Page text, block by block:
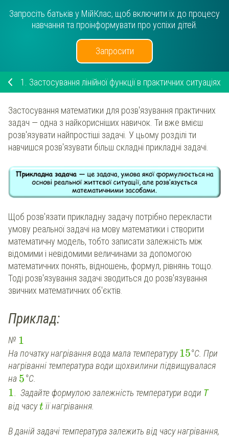
Запросіть батьків у МійКлас, щоб включити їх до процесу
навчання та проінформувати про успіхи дітей.
Запросити
1. Застосування лінійної функції в практичних ситуаціях
Застосування математики для розв'язування практичних
задач — одна з найкорисніших навичок. Ти вже вмієш
розв'язувати найпростіші задачі. У цьому розділі ти
навчишся розв'язувати більш складні прикладні задачі.
Щоб розв'язати прикладну задачу потрібно перекласти
умову реальної задачі на мову математики і створити
математичну модель, тобто записати залежність між
відомими і невідомими величинами за допомогою
математичних понять, відношень, формул, рівнянь тощо.
Тоді розв'язування задачі зводиться до розв'язування
звичних математичних об'єктів.
Приклад:
№ 1
На початку нагрівання вода мала температуру15°С. При
нагріванні температура води щохвилини підвищувалася
на 5°С.
1 . Задайте формулою залежність температури води Т
від часуtїї нагрівання.
В даній задачі температура залежить від часу нагрівання,